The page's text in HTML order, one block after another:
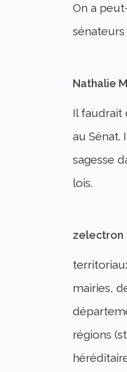
On a
sénateurs
Nathalie
Il faudrait
au Sénat.
sagesse
lois.
zelectron
mairies,
régions